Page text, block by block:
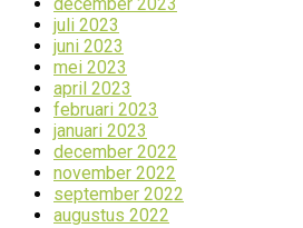
juli 2023
juni 2023
mei 2023
april 2023
februari 2023
januari 2023
december 2022
november 2022
september 2022
augustus 2022